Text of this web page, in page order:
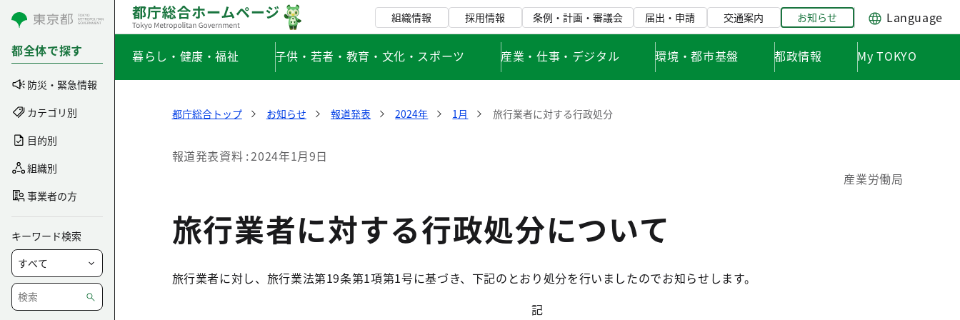
コンテンツにスキップ
都全体で探す
防災・緊急情報
カテゴリ別
目的別
組織別
事業者の方
キーワード検索
組織情報 採用情報 条例・計画・審議会 届出・申請 交通案内 お知らせ Language
暮らし・健康・福祉 子供・若者・教育・文化・スポーツ 産業・仕事・デジタル 環境・都市基盤 都政情報 My TOKYO
都庁総合トップ お知らせ 報道発表 2024年 1月 旅行業者に対する行政処分
報道発表資料 2024年1月9日
産業労働局
旅行業者に対する行政処分について
旅行業者に対し、旅行業法第19条第1項第1号に基づき、下記のとおり処分を行いましたのでお知らせします。
記